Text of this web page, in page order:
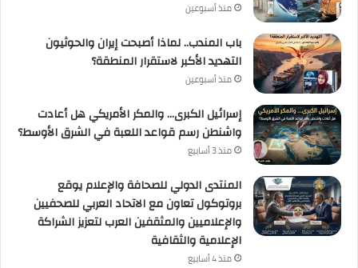
منذ أسبوعين
باب المندب.. لماذا أصبحت إيران والحوثيون
التهديد الأكبر لاستقرار المنطقة؟
منذ أسبوعين
إسرائيل الكبرى… والمكر الأمريكي هل أعادت
واشنطن رسم قواعد اللعبة في الشرق الأوسط؟
منذ 3 أسابيع
المنتدى الدولي للصحافة والإعلام يوقع
بروتوكول تعاون مع الاتحاد العربي للصحفيين
والإعلاميين والمثقفين العرب لتعزيز الشراكة
الإعلامية والثقافية
منذ 4 أسابيع